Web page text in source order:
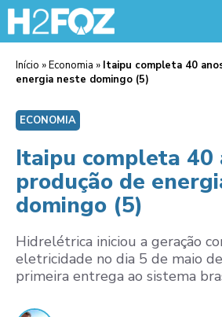
Início »Economia » Itaipu completa 40
energia neste domingo (5)
ECONOMIA
Itaipu completa 40
produção de
domingo (5)
Hidrelétrica iniciou a geração
eletricidade no dia 5 de maio
primeira entrega ao sistema